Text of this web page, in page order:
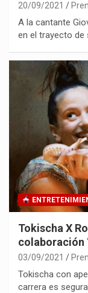
20/09/2021
A la cantante
en el trayecto de
Tokischa X
colaboración
03/09/2021
Tokischa con
carrera es